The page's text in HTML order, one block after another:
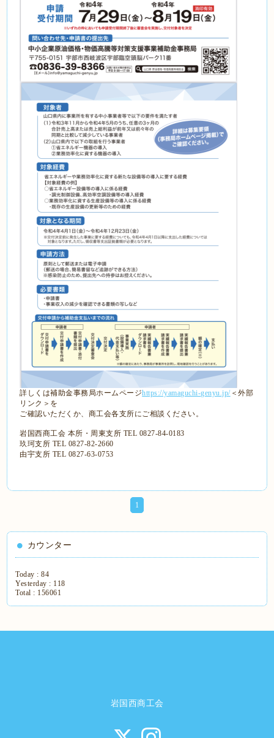
詳しくは補助金事務局ホームページhttps://yamaguchi-genyu.jp/＜外部
リンク＞を
ご確認いただくか、商工会各支所にご相談ください。
岩国西商工会 本所・周東支所 TEL 0827-84-0183
玖珂支所 TEL 0827-82-2660
由宇支所 TEL 0827-63-0753
1
カウンター
Today :84
Yesterday : 118
Total : 156061
岩国西商工会